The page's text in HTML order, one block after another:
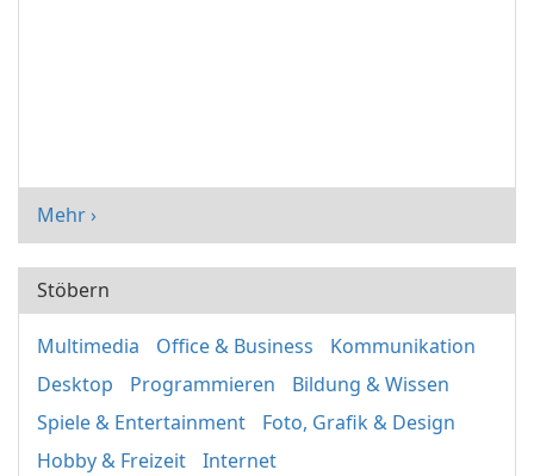
Mehr ›
Stöbern
Multimedia Office & Business
Kommunikation
Desktop
Programmieren
Bildung & Wissen
Spiele & Entertainment
Foto, Grafik & Design
Hobby & Freizeit
Internet